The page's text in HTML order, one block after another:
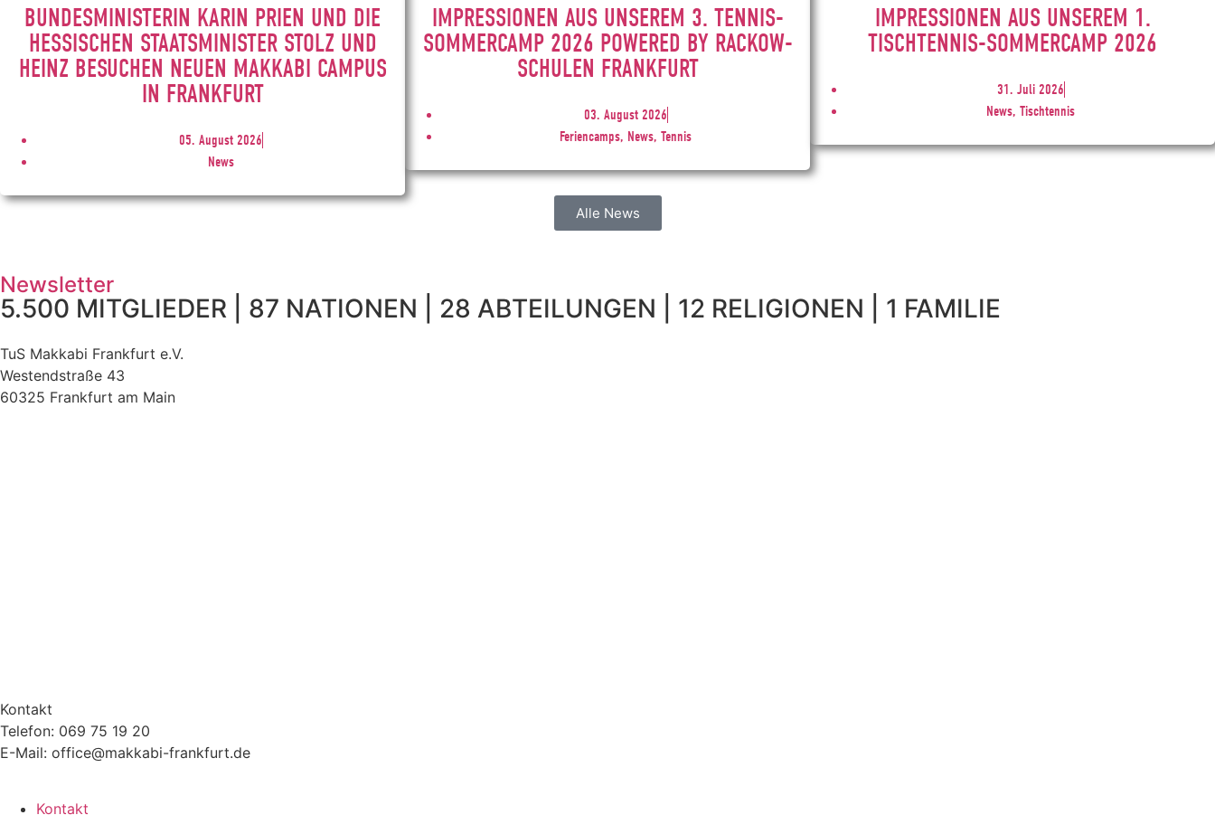
BUNDESMINISTERIN KARIN PRIEN UND DIE
HESSISCHEN STAATSMINISTER STOLZ UND
HEINZ BESUCHEN NEUEN MAKKABI CAMPUS
IN FRANKFURT
05. August 2026
News
IMPRESSIONEN AUS UNSEREM 3. TENNIS-
SOMMERCAMP 2026 POWERED BY RACKOW-
SCHULEN FRANKFURT
03. August 2026
Feriencamps, News, Tennis
IMPRESSIONEN AUS UNSEREM 1.
TISCHTENNIS-SOMMERCAMP 2026
31. Juli 2026
News, Tischtennis
Alle News
Newsletter
5.500 MITGLIEDER | 87 NATIONEN | 28 ABTEILUNGEN | 12 RELIGIONEN | 1 FAMILIE
TuS Makkabi Frankfurt e.V.
Westendstraße 43
60325 Frankfurt am Main
Kontakt
Telefon: 069 75 19 20
E-Mail: office@makkabi-frankfurt.de
Kontakt